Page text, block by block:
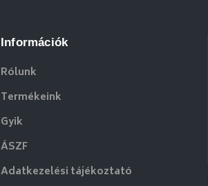
Információk
Rólunk
Termékeink
Gyik
ÁSZF
Adatkezelési tájékoztató